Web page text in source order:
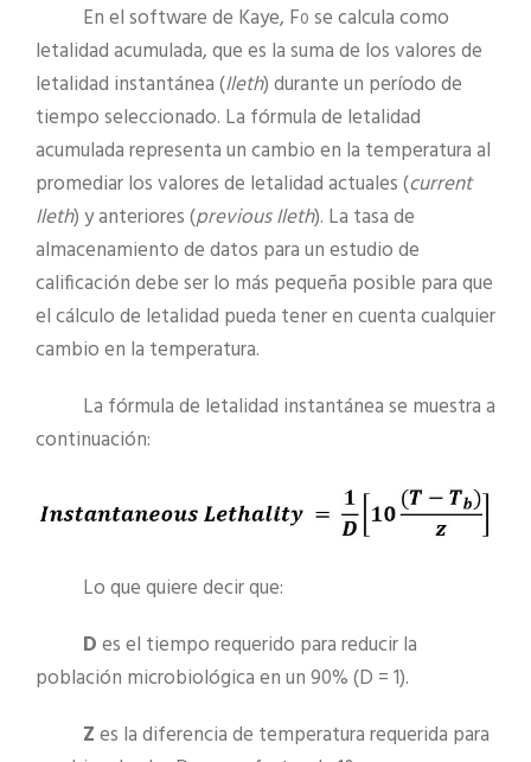
En el software de Kaye, F0 se calcula como
letalidad acumulada, que es la suma de los valores de
letalidad instantánea (Ileth) durante un período de
tiempo seleccionado. La fórmula de letalidad
acumulada representa un cambio en la temperatura al
promediar los valores de letalidad actuales (current
Ileth) y anteriores (previousIleth). La tasa de
almacenamiento de datos para un estudio de
calificación debe ser lo más pequeña posible para que
el cálculo de letalidad pueda tener en cuenta cualquier
cambio en la temperatura.
La fórmula de letalidad instantánea se muestra a
continuación:
Lo que quiere decir que:
Des el tiempo requerido para reducir la
población microbiológica en un 90% (D = 1).
Zes la diferencia de temperatura requerida para